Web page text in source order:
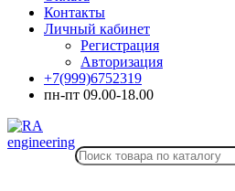
Контакты
Личный кабинет
Регистрация
Авторизация
+7(999)6752319
пн-пт 09.00-18.00